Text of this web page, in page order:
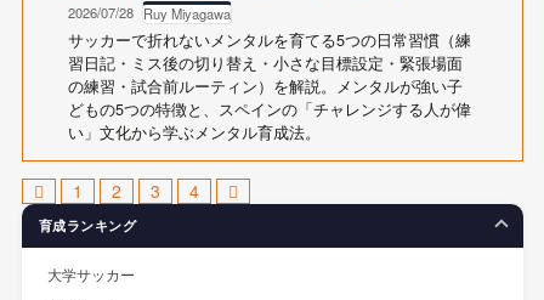
2026/07/28 Ruy Miyagawa
サッカーで折れないメンタルを育てる5つの日常習慣（練
習日記・ミス後の切り替え・小さな目標設定・緊張場面
の練習・試合前ルーティン）を解説。メンタルが強い子
どもの5つの特徴と、スペインの「チャレンジする人が偉
い」文化から学ぶメンタル育成法。
1 2 3 4
育成ランキング
大学サッカー